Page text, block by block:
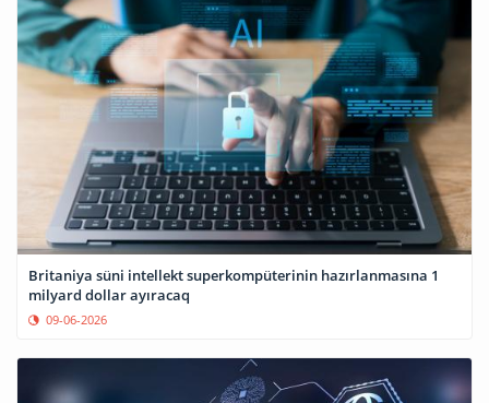
Britaniya süni intellekt superkompüterinin hazırlanmasına 1
milyard dollar ayıracaq
09-06-2026